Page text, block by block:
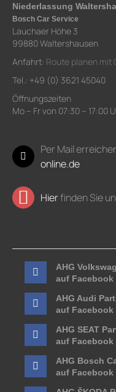
Niederlassung
Bosch Car Service
Lauchaer Höhe 3
99880 Waltershausen
Anfahrt: Route planen mit
Tel.: +49 (0) 3621 45040
Öffnungszeiten
Mo – Fr von 07:30 – 17:00
Per Mail
online.de
Hierfinden Sie
AHG
auf Facebook
AHG Audi
auf Facebook
AHG SEAT
auf Facebook
AHG Bosch
auf Facebook